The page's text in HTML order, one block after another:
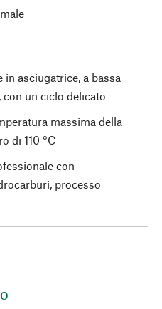
in asciugatrice, a bassa
un ciclo delicato
massima della
di 110 °C
con
processo